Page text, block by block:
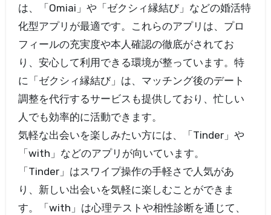
は、「Omiai」や「ゼクシィ縁結び」などの婚活特
化型アプリが最適です。これらのアプリは、プロ
フィールの充実度や本人確認の徹底がされてお
り、安心して利用できる環境が整っています。特
に「ゼクシィ縁結び」は、マッチング後のデート
調整を代行するサービスも提供しており、忙しい
人でも効率的に活動できます。
気軽な出会いを楽しみたい方には、「Tinder」や
「with」などのアプリが向いています。
「Tinder」はスワイプ操作の手軽さで人気があ
り、新しい出会いを気軽に楽しむことができま
す。「with」は心理テストや相性診断を通じて、